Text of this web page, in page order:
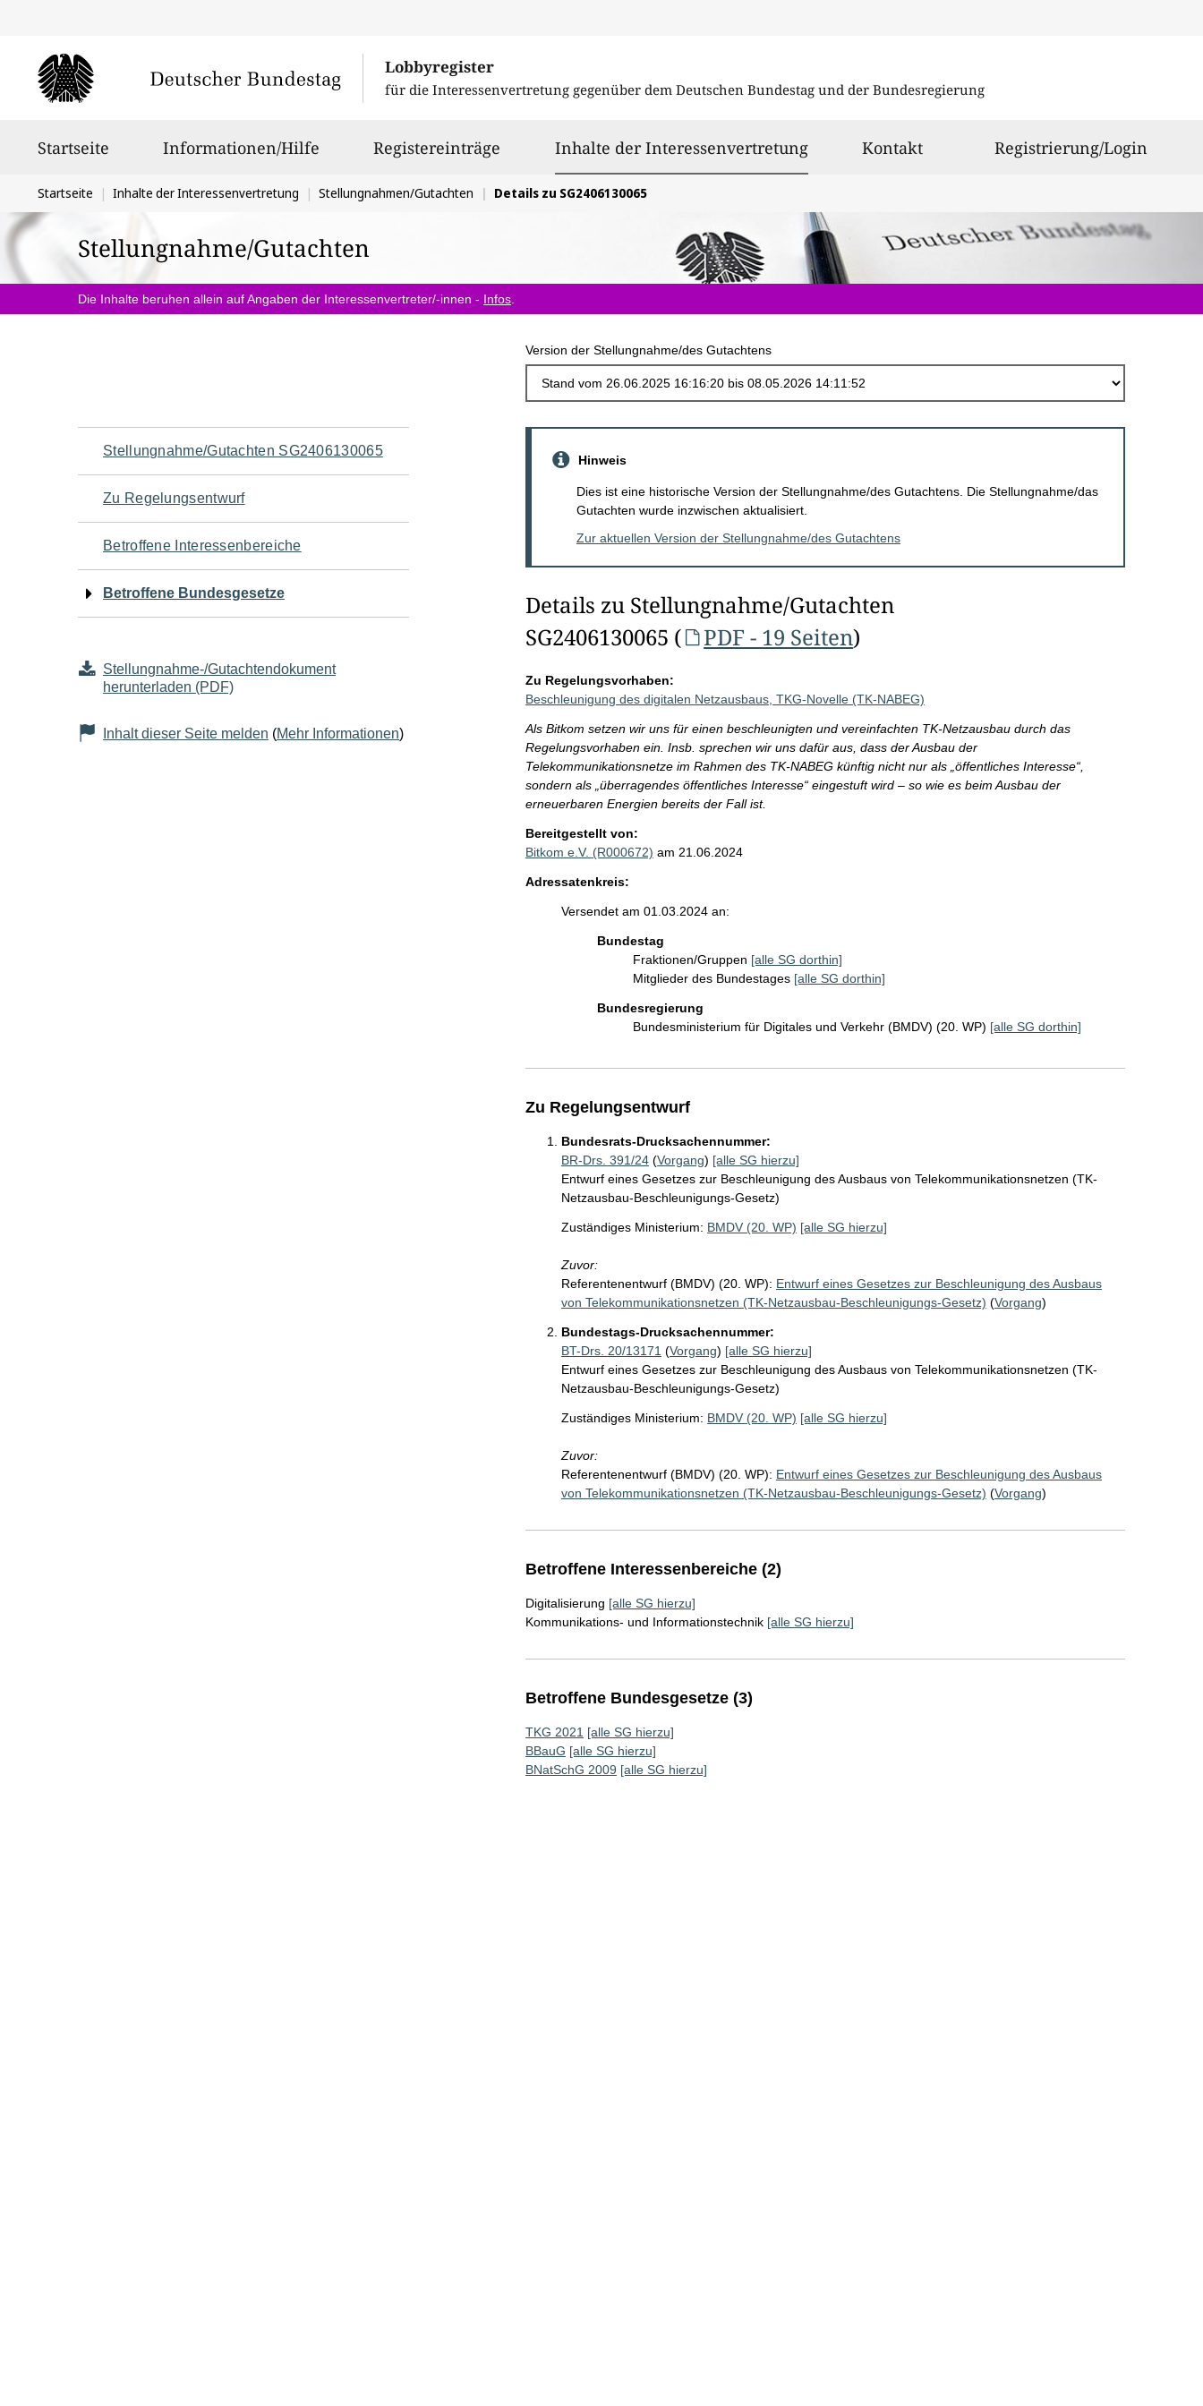
Lobbyregister
für die Interessenvertretung gegenüber dem Deutschen Bundestag und der Bundesregierung
Startseite Informationen/Hilfe Registereinträge Inhalte der Interessenvertretungausgewählt
Kontakt Registrierung/Login
Sie
befinden
sich
hier:
Startseite Inhalte der Interessenvertretung Stellungnahmen/Gutachten Details zu SG2406130065
Stellungnahme/Gutachten
Die Inhalte beruhen allein auf Angaben der Interessenvertreter/-innen - Infos
Version der Stellungnahme/des Gutachtens
Navigation
für
den
Seiteninhalt
Stellungnahme/Gutachten SG2406130065
Zu Regelungsentwurf
Betroffene Interessenbereiche
Betroffene Bundesgesetze
Stellungnahme-/Gutachtendokument
herunterladen (PDF)
Inhalt dieser Seite melden (Mehr Informationen)
Hinweis
Dies ist eine historische Version der Stellungnahme/des Gutachtens. Die Stellungnahme/das
Gutachten wurde inzwischen aktualisiert.
Zur aktuellen Version der Stellungnahme/des Gutachtens
Details zu Stellungnahme/Gutachten
SG2406130065 (
PDF - 19 Seiten)
Zu Regelungsvorhaben:
Beschleunigung des digitalen Netzausbaus, TKG-Novelle (TK-NABEG)
Als Bitkom setzen wir uns für einen beschleunigten und vereinfachten TK-Netzausbau durch das
Regelungsvorhaben ein. Insb. sprechen wir uns dafür aus, dass der Ausbau der
Telekommunikationsnetze im Rahmen des TK-NABEG künftig nicht nur als „öffentliches Interesse“,
sondern als „überragendes öffentliches Interesse“ eingestuft wird – so wie es beim Ausbau der
erneuerbaren Energien bereits der Fall ist.
Bereitgestellt von:
Bitkom e.V. (R000672) am 21.06.2024
Adressatenkreis:
Versendet am 01.03.2024 an:
Bundestag
Fraktionen/Gruppen [alle SG dorthin]
Mitglieder des Bundestages [alle SG dorthin]
Bundesregierung
Bundesministerium für Digitales und Verkehr (BMDV) (20. WP) [alle SG dorthin]
Zu Regelungsentwurf
Bundesrats-Drucksachennummer:
BR-Drs. 391/24(Vorgang) [alle SG hierzu]
Entwurf eines Gesetzes zur Beschleunigung des Ausbaus von Telekommunikationsnetzen (TK-
Netzausbau-Beschleunigungs-Gesetz)
Zuständiges Ministerium: BMDV (20. WP) [alle SG hierzu]
Zuvor:
Referentenentwurf (BMDV) (20. WP): Entwurf eines Gesetzes zur Beschleunigung des Ausbaus
von Telekommunikationsnetzen (TK-Netzausbau-Beschleunigungs-Gesetz) (Vorgang)
Bundestags-Drucksachennummer:
BT-Drs. 20/13171 (Vorgang) [alle SG hierzu]
Entwurf eines Gesetzes zur Beschleunigung des Ausbaus von Telekommunikationsnetzen (TK-
Netzausbau-Beschleunigungs-Gesetz)
Zuständiges Ministerium: BMDV (20. WP) [alle SG hierzu]
Zuvor:
Referentenentwurf (BMDV) (20. WP): Entwurf eines Gesetzes zur Beschleunigung des Ausbaus
von Telekommunikationsnetzen (TK-Netzausbau-Beschleunigungs-Gesetz) (Vorgang)
Betroffene Interessenbereiche (2)
Digitalisierung [alle SG hierzu]
Kommunikations- und Informationstechnik [alle SG hierzu]
Betroffene Bundesgesetze (3)
TKG 2021 [alle SG hierzu]
BBauG [alle SG hierzu]
BNatSchG 2009 [alle SG hierzu]